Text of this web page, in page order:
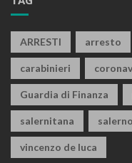
ARRESTI arresto
carabinieri
Guardia di Finanza
salernitana salerno
vincenzo de luca